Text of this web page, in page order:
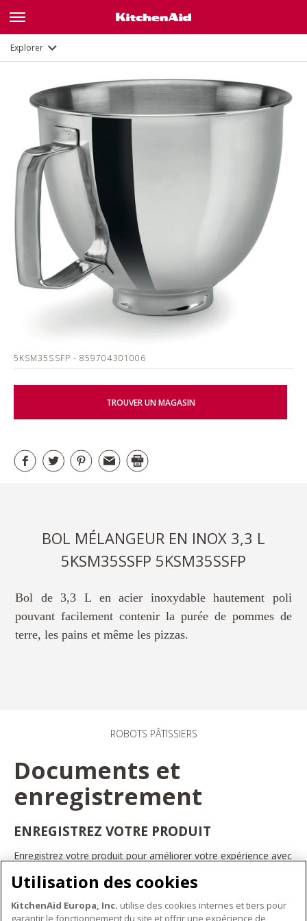
Explorer Description
5KSM35SSFP - 859704301006
TROUVER UN MAGASIN
BOL MÉLANGEUR EN INOX 3,3 L
5KSM35SSFP 5KSM35SSFP
Bol de 3,3 L en acier inoxydable hautement poli
pouvant facilement contenir la purée de pommes de
terre, les pains et même les pizzas.
ROBOTS PÂTISSIERS
Documents et
enregistrement
ENREGISTREZ VOTRE PRODUIT
Enregistrez votre produit pour améliorer votre expérience avec
bénéficier d'offres et de promotions exclusives, recevoir des
conseils et des astuces, et bien plus encore.
INSCRIVEZ-VOUS DÈS À PRÉSENT
Utilisation des cookies
KitchenAid Europa, Inc. utilise des cookies internes et tiers pour